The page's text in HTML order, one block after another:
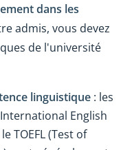
dans les
admis, vous devez
de l'université
linguistique : les
English
TOEFL (Test of